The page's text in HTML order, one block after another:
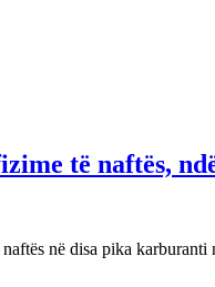
të naftës,
në disa pika